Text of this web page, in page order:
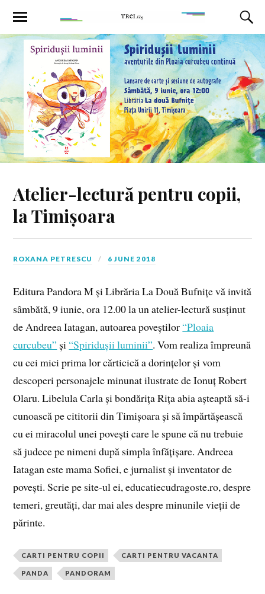
Atelier-lectură pentru copii,
la Timișoara
ROXANA PETRESCU 6 JUNE 2018
Editura Pandora M și Librăria La Două Bufnițe vă invită
sâmbătă, 9 iunie, ora 12.00 la un atelier-lectură susținut
de Andreea Iatagan, autoarea poveștilor“Ploaia
curcubeu” și“Spiridușii luminii”. Vom realiza împreună
cu cei mici prima lor cărticică a dorințelor și vom
descoperi personajele minunat ilustrate de Ionuț Robert
Olaru. Libelula Carla și bondărița Rița abia așteaptă să-i
cunoască pe cititorii din Timișoara și să împărtășească
cu ei miracolul unei povești care le spune că nu trebuie
să judece pe nimeni după simpla înfățișare. Andreea
Iatagan este mama Sofiei, e jurnalist și inventator de
povești. Scrie pe site-ul ei, educatiecudragoste.ro, despre
temeri, greutăți, dar mai ales despre minunile vieții de
părinte.
CARTI PENTRU COPII CARTI PENTRU VACANTA
PANDA PANDORAM